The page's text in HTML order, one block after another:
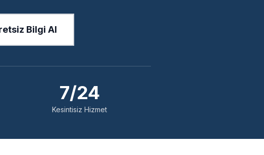
Bilgi Al
7/24
Kesintisiz Hizmet